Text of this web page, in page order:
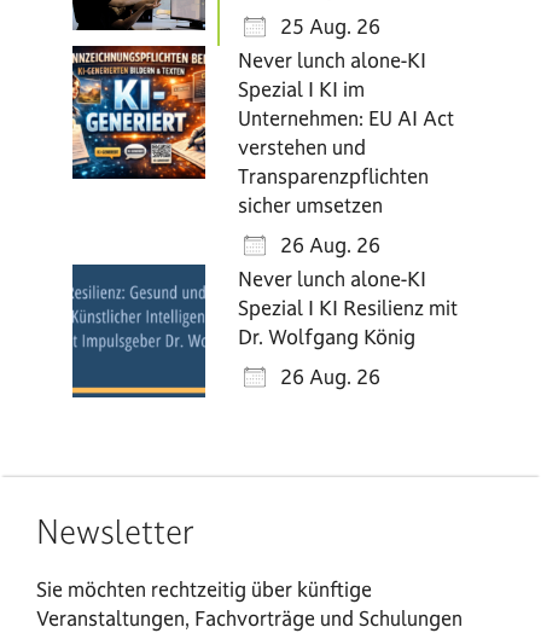
25 Aug. 26
Never lunch alone-KI
Spezial I KI im
Unternehmen: EU AI Act
verstehen und
Transparenzpflichten
sicher umsetzen
26 Aug. 26
Never lunch alone-KI
Spezial I KI Resilienz mit
Dr. Wolfgang König
26 Aug. 26
Newsletter
Sie möchten rechtzeitig über künftige
Veranstaltungen, Fachvorträge und Schulungen